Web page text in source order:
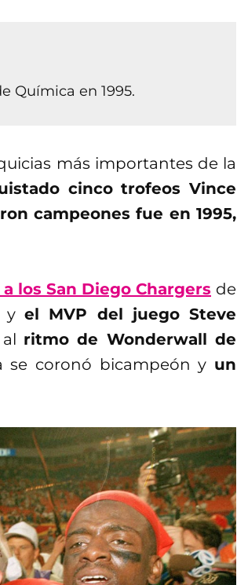
Química en 1995.
más importantes de la
cinco trofeos Vince
campeones fue en 1995,
los San Diego Chargers de
y el MVP del juego Steve
ritmo de Wonderwall de
se coronó bicampeón y un